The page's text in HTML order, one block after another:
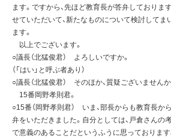
ます。ですから、先ほど教育長が答弁しておりま
せていただいて、新たなものについて検討して
ます。
以上でございます。
○議長（北猛俊君） よろしいですか。
（「はい」と呼ぶ者あり）
○議長（北猛俊君） そのほか、質疑ございませんか
15番岡野孝則君。
○15番（岡野孝則君） いま、部長からも教育長か
弁をいただきました。自分としては、戸倉さんの
で意義のあることだというふうに思っております